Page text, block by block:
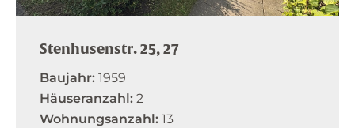
Stenhusenstr. 25, 27
Baujahr: 1959
Häuseranzahl: 2
Wohnungsanzahl: 13